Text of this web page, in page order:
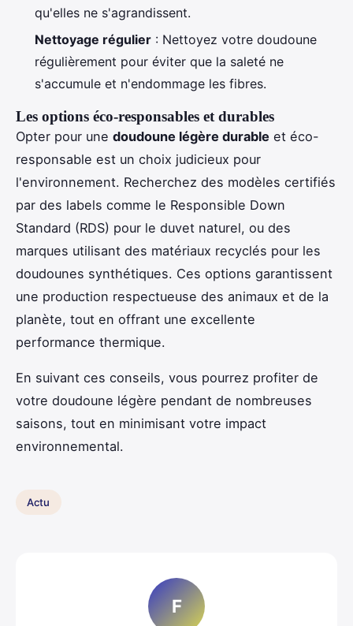
qu'elles ne s'agrandissent.
Nettoyage régulier : Nettoyez votre doudoune
régulièrement pour éviter que la saleté ne
s'accumule et n'endommage les fibres.
Les options éco-responsables et durables
Opter pour une doudoune légère durable et éco-
responsable est un choix judicieux pour
l'environnement. Recherchez des modèles certifiés
par des labels comme le Responsible Down
Standard (RDS) pour le duvet naturel, ou des
marques utilisant des matériaux recyclés pour les
doudounes synthétiques. Ces options garantissent
une production respectueuse des animaux et de la
planète, tout en offrant une excellente
performance thermique.
En suivant ces conseils, vous pourrez profiter de
votre doudoune légère pendant de nombreuses
saisons, tout en minimisant votre impact
environnemental.
Actu
F